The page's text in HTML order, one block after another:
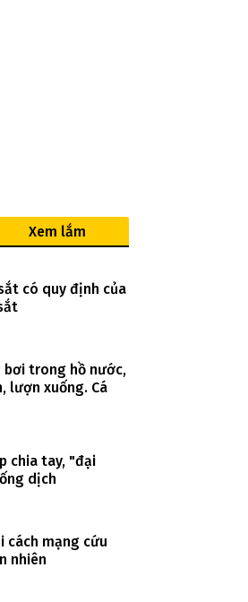
Xem lắm
có quy định của
bơi trong hồ nước,
lượn xuống. Cá
chia tay, "đại
dịch
cách mạng cứu
nhiên